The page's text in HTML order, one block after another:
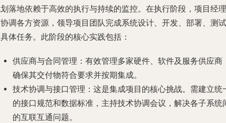
落地依赖于高效的执行与持续的监控。在执行阶段，项目经理
调各方资源，领导项目团队完成系统设计、开发、部署、测试
体任务。此阶段的核心实践包括：
供应商与合同管理 ：有效管理多家硬件、软件及服务供应商
确保其交付物符合要求并按期集成。
技术协调与接口管理 ：这是集成项目的核心挑战。需建立统
的接口规范和数据标准，主持技术协调会议，解决各子系统
的互联互通问题。